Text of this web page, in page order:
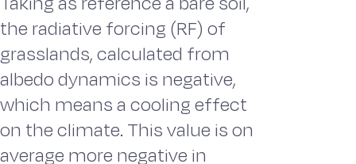
the radiative forcing (RF) of
grasslands, calculated from
albedo dynamics is negative,
which means a cooling effect
on the climate. This value is on
average more negative in